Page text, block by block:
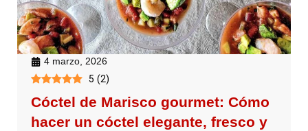
4 marzo, 2026
5 (2)
Cóctel de Marisco gourmet: Cómo
hacer un cóctel elegante, fresco y